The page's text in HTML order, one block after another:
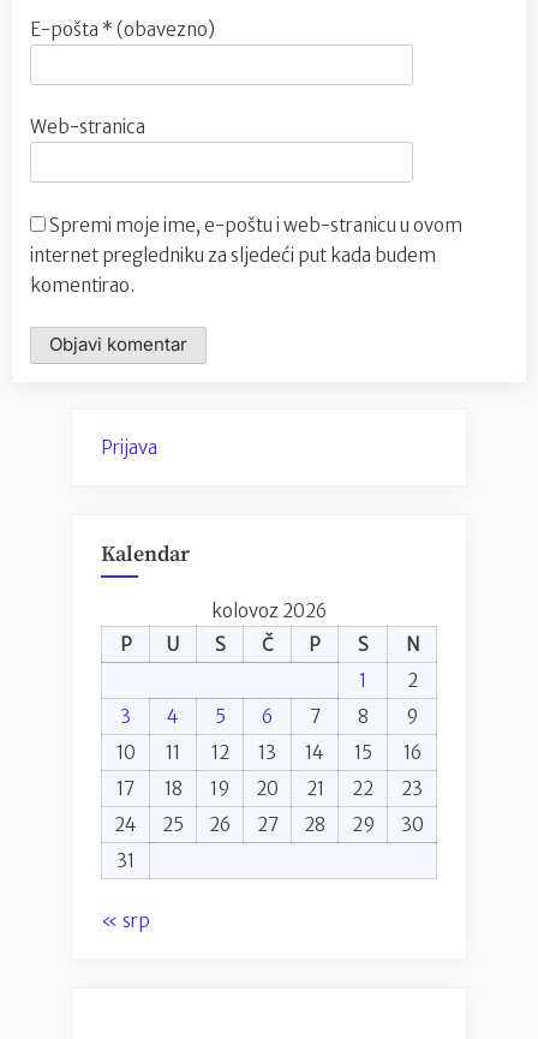
E-pošta * (obavezno)
Web-stranica
Spremi moje ime, e-poštu i web-stranicu u ovom
internet pregledniku za sljedeći put kada budem
komentirao.
Prijava
Kalendar
kolovoz 2026
P
U S Č P S
N
1
2
3
4 5 6 7 8
9
10
11 12 13 14 15
16
17
18 19 20 21 22
23
24
25 26 27 28 29
30
31
« srp